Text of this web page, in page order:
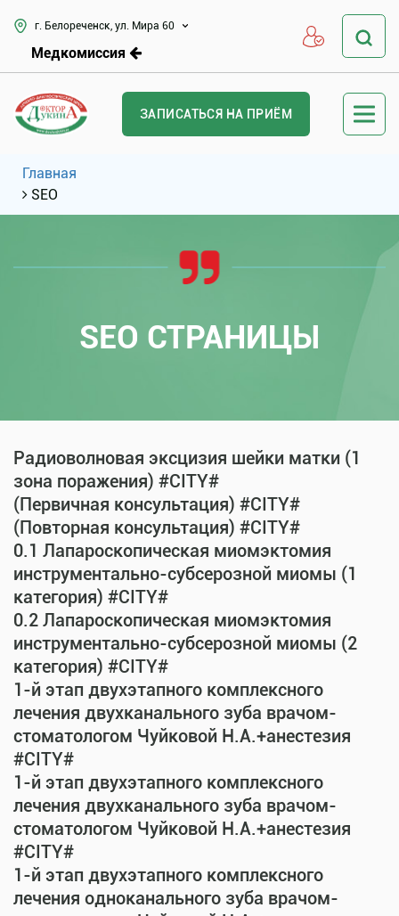
г. Белореченск, ул. Мира 60
Медкомиссия
ЗАПИСАТЬСЯ НА ПРИЁМ
Главная
SEO
SEO СТРАНИЦЫ
Радиоволновая эксцизия шейки матки (1
зона поражения) #CITY#
(Первичная консультация) #CITY#
(Повторная консультация) #CITY#
0.1 Лапароскопическая миомэктомия
инструментально-субсерозной миомы (1
категория) #CITY#
0.2 Лапароскопическая миомэктомия
инструментально-субсерозной миомы (2
категория) #CITY#
1-й этап двухэтапного комплексного
лечения двухканального зуба врачом-
стоматологом Чуйковой Н.А.+анестезия
#CITY#
1-й этап двухэтапного комплексного
лечения двухканального зуба врачом-
стоматологом Чуйковой Н.А.+анестезия
#CITY#
1-й этап двухэтапного комплексного
лечения одноканального зуба врачом-